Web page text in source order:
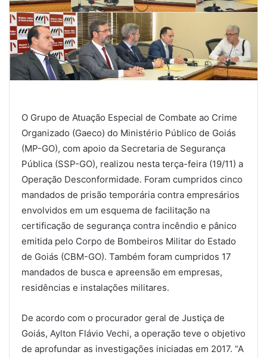
O Grupo de Atuação Especial de Combate ao Crime
Organizado (Gaeco) do Ministério Público de Goiás
(MP-GO), com apoio da Secretaria de Segurança
Pública (SSP-GO), realizou nesta terça-feira (19/11) a
Operação Desconformidade. Foram cumpridos cinco
mandados de prisão temporária contra empresários
envolvidos em um esquema de facilitação na
certificação de segurança contra incêndio e pânico
emitida pelo Corpo de Bombeiros Militar do Estado
de Goiás (CBM-GO). Também foram cumpridos 17
mandados de busca e apreensão em empresas,
residências e instalações militares.
De acordo com o procurador geral de Justiça de
Goiás, Aylton Flávio Vechi, a operação teve o objetivo
de aprofundar as investigações iniciadas em 2017. “A